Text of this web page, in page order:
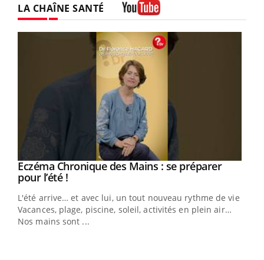
LA CHAÎNE SANTÉ
Youtube
Eczéma Chronique des Mains : se préparer
pour l’été !Youtube
L'été arrive… et avec lui, un tout nouveau rythme de vie !
Vacances, plage, piscine, soleil, activités en plein air…
Nos mains sont ...